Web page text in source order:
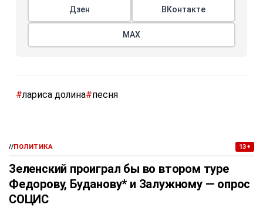
Дзен ВКонтакте
МАХ
#лариса долина#песня
//ПОЛИТИКА 13+
Зеленский проиграл бы во втором туре
Федорову, Буданову* и Залужному — опрос
СОЦИС